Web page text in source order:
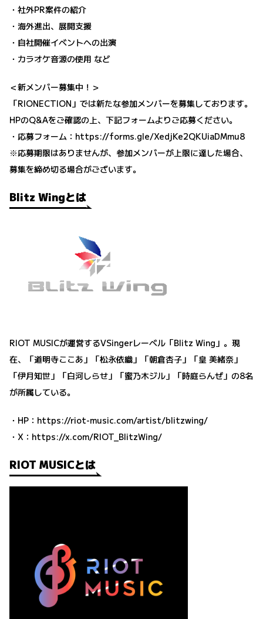
・社外PR案件の紹介
・海外進出、展開支援
・自社開催イベントへの出演
・カラオケ音源の使用 など
＜新メンバー募集中！＞
「RIONECTION」では新たな参加メンバーを募集しております。
HPのQ&Aをご確認の上、下記フォームよりご応募ください。
・応募フォーム： https://forms.gle/XedjKe2QKUiaDMmu8
※応募期限はありませんが、参加メンバーが上限に達した場合、
募集を締め切る場合がございます。
Blitz Wingとは
RIOT MUSICが運営するVSingerレーベル「Blitz Wing」。現
在、「道明寺ここあ」「松永依織」「朝倉杏子」「皇 美緒奈」
「伊月知世」「白河しらせ」「蜜乃木ジル」「時庭らんぜ」の8名
が所属している。
・HP： https://riot-music.com/artist/blitzwing/
・X： https://x.com/RIOT_BlitzWing/
RIOT MUSICとは